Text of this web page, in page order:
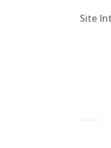
Site